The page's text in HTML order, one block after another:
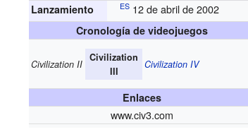
Lanzamiento
ES12 de abril de 2002
Cronología de videojuegos
Civilization II
Civilization
III
Civilization IV
Enlaces
www.civ3.com